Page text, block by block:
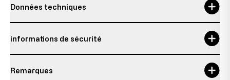
Données techniques
informations de sécurité
Remarques